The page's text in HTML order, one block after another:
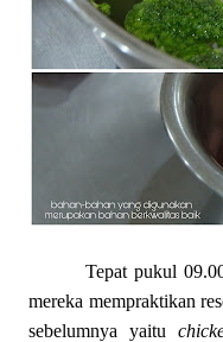
Tepat pukul
mereka mempraktikan
sebelumnya yaitu